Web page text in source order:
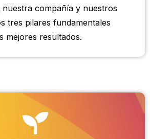
compañía y nuestros
tres pilares fundamentales
mejores resultados.